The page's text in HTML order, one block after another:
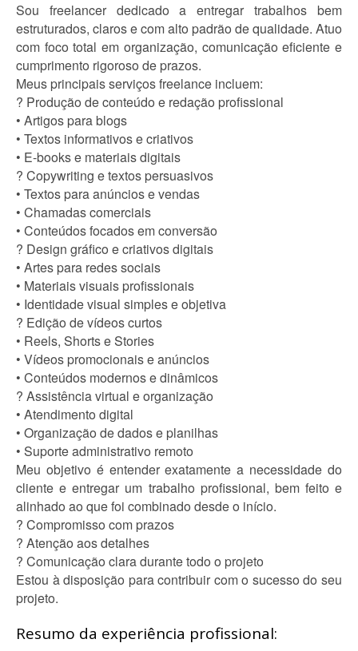
Sou freelancer dedicado a entregar trabalhos bem
estruturados, claros e com alto padrão de qualidade. Atuo
com foco total em organização, comunicação eficiente e
cumprimento rigoroso de prazos.
Meus principais serviços freelance incluem:
? Produção de conteúdo e redação profissional
• Artigos para blogs
• Textos informativos e criativos
• E-books e materiais digitais
? Copywriting e textos persuasivos
• Textos para anúncios e vendas
• Chamadas comerciais
• Conteúdos focados em conversão
? Design gráfico e criativos digitais
• Artes para redes sociais
• Materiais visuais profissionais
• Identidade visual simples e objetiva
? Edição de vídeos curtos
• Reels, Shorts e Stories
• Vídeos promocionais e anúncios
• Conteúdos modernos e dinâmicos
? Assistência virtual e organização
• Atendimento digital
• Organização de dados e planilhas
• Suporte administrativo remoto
Meu objetivo é entender exatamente a necessidade do
cliente e entregar um trabalho profissional, bem feito e
alinhado ao que foi combinado desde o início.
? Compromisso com prazos
? Atenção aos detalhes
? Comunicação clara durante todo o projeto
Estou à disposição para contribuir com o sucesso do seu
projeto.
Resumo da experiência profissional: